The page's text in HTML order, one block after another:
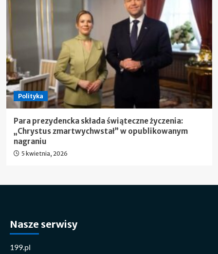
Polityka
Para prezydencka składa świąteczne życzenia:
„Chrystus zmartwychwstał” w opublikowanym
nagraniu
5 kwietnia, 2026
Nasze serwisy
199.pl